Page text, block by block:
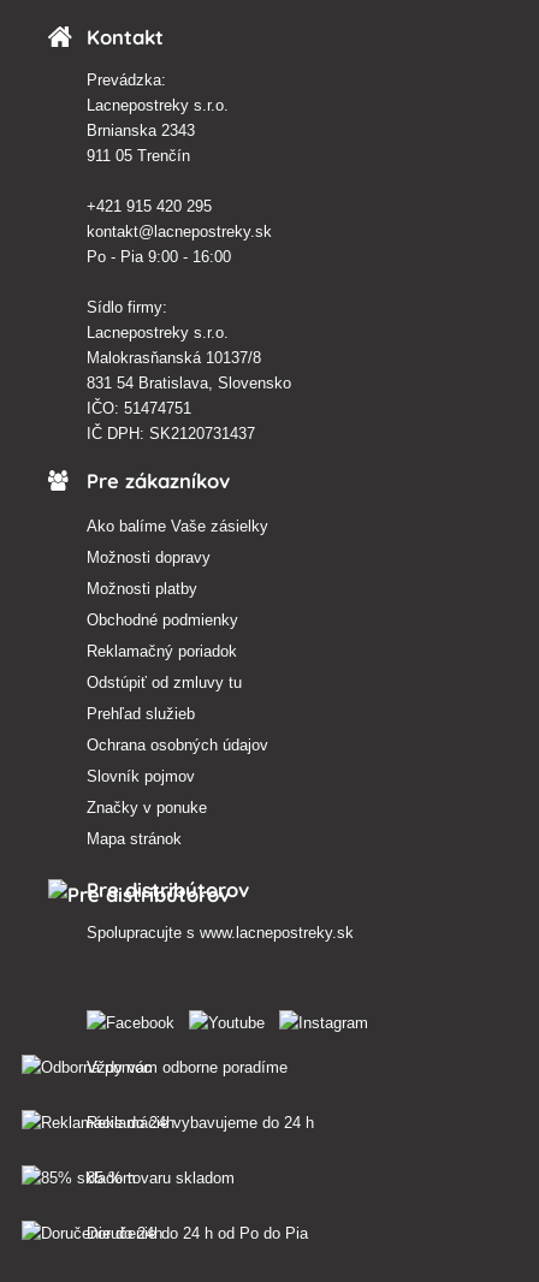
Kontakt
Prevádzka:
Lacnepostreky s.r.o.
Brnianska 2343
911 05 Trenčín
+421 915 420 295
kontakt@lacnepostreky.sk
Po - Pia 9:00 - 16:00
Sídlo firmy:
Lacnepostreky s.r.o.
Malokrasňanská 10137/8
831 54 Bratislava, Slovensko
IČO: 51474751
IČ DPH: SK2120731437
Pre zákazníkov
Ako balíme Vaše zásielky
Možnosti dopravy
Možnosti platby
Obchodné podmienky
Reklamačný poriadok
Odstúpiť od zmluvy tu
Prehľad služieb
Ochrana osobných údajov
Slovník pojmov
Značky v ponuke
Mapa stránok
Pre distribútorov
Spolupracujte s www.lacnepostreky.sk
Vždy vám odborne poradíme
Reklamácie vybavujeme do 24 h
85 % tovaru skladom
Doručenie do 24 h od Po do Pia